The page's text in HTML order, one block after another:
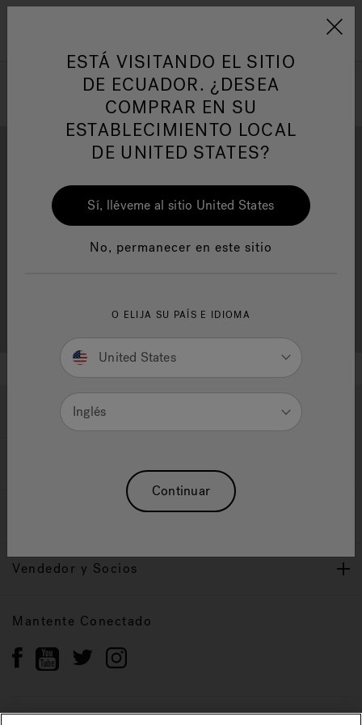
Jacuzzi&reg; Latin
Descarga Calidad
Localizador de
Ayuda y Apoyo
Vendedor y Socios
Mantente Conectado
ESTÁ VISITANDO EL SITIO
DE ECUADOR. ¿DESEA
COMPRAR EN SU
ESTABLECIMIENTO LOCAL
DE UNITED STATES?
Sí, lléveme al sitio United States
No, permanecer en este sitio
O ELIJA SU PAÍS E IDIOMA
United States
Inglés
Continuar